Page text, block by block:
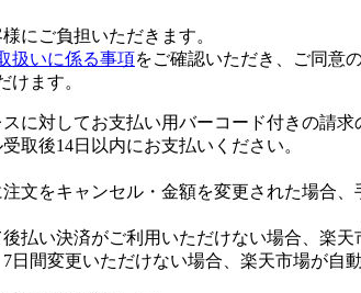
にご負担いただきます。
扱いに係る事項をご確認いただき、ご同意
けます。
に対してお支払い用バーコード付きの請
取後14日以内にお支払いください。
文をキャンセル・金額を変更された場合
払い決済がご利用いただけない場合、楽
日間変更いただけない場合、楽天市場が自